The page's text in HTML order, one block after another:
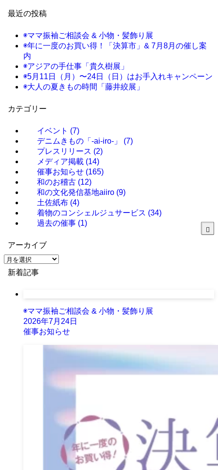
最近の投稿
◉ママ振袖ご相談会 & 小物・髪飾り展
◉年に一度のお買い得！「決算市」& 7月8月の催し案
内
◉アジアの手仕事「貴久樹展」
◉5月11日（月）〜24日（日）はお手入れキャンペーン
◉大人の夏きもの時間「藤井絞展」
カテゴリー
イベント (7)
デニムきもの「-ai-iro-」 (7)
プレスリリース (2)
メディア掲載 (14)
催事お知らせ (165)
和のお稽古 (12)
和の文化発信基地aiiro (9)
土佐紙布 (4)
着物のコンシェルジュサービス (34)
過去の催事 (1)
アーカイブ
ア
ー
新着記事
◉ママ振袖ご相談会 & 小物・髪飾り展
2026年7月24日
催事お知らせ